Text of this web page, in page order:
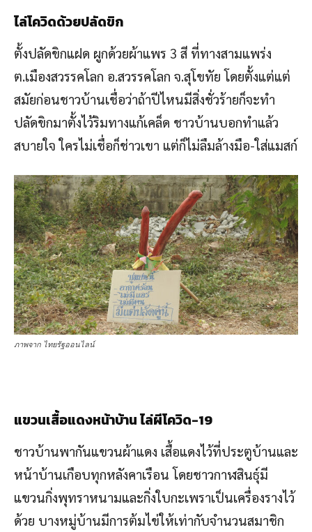
ไล่โควิดด้วยปลัดขิก
ตั้งปลัดขิกแฝด ผูกด้วยผ้าแพร 3 สี ที่ทางสามแพร่ง
ต.เมืองสวรรคโลก อ.สวรรคโลก จ.สุโขทัย โดยตั้งแต่แต่
สมัยก่อนชาวบ้านเชื่อว่าถ้าปีไหนมีสิ่งชั่วร้ายก็จะทำ
ปลัดขิกมาตั้งไว้ริมทางแก้เคล็ด ชาวบ้านบอกทำแล้ว
สบายใจ ใครไม่เชื่อก็ช่าวเขา แต่ก็ไม่ลืมล้างมือ-ใส่แมสก์
ภาพจาก ไทยรัฐออนไลน์
แขวนเสื้อแดงหน้าบ้าน ไล่ผีโควิด-19
ชาวบ้านพากันแขวนผ้าแดง เสื้อแดงไว้ที่ประตูบ้านและ
หน้าบ้านเกือบทุกหลังคาเรือน โดยชาวกาฬสินธุ์มี
แขวนกิ่งพุทราหนามและกิ่งใบกะเพราเป็นเครื่องรางไว้
ด้วย บางหมู่บ้านมีการต้มไข่ให้เท่ากับจำนวนสมาชิก